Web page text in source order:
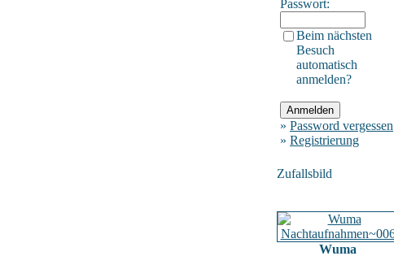
Passwort:
Beim nächsten
Besuch
automatisch
anmelden?
» Password vergessen
» Registrierung
Zufallsbild
Wuma